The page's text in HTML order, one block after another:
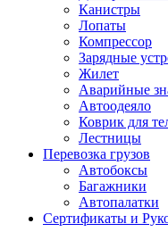
Канистры
Лопаты
Компрессор
Зарядные
Жилет
Аварийные
Автоодеяло
Коврик для
Лестницы
Перевозка грузов
Автобоксы
Багажники
Автопалатки
Сертификаты и